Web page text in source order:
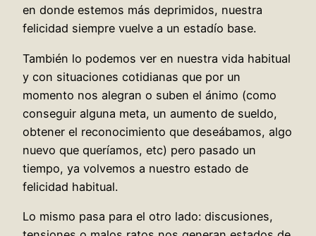
en donde estemos más deprimidos, nuestra
felicidad siempre vuelve a un estadío base.
También lo podemos ver en nuestra vida habitual
y con situaciones cotidianas que por un
momento nos alegran o suben el ánimo (como
conseguir alguna meta, un aumento de sueldo,
obtener el reconocimiento que deseábamos, algo
nuevo que queríamos, etc) pero pasado un
tiempo, ya volvemos a nuestro estado de
felicidad habitual.
Lo mismo pasa para el otro lado: discusiones,